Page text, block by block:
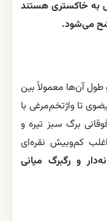
به خاکستری هستند
می‌شود.
آن‌ها معمولاً بین
تا واژتخم‌مرغی با
برگ سبز تیره و
کم‌وبیش نقره‌ای
و رگبرگ میانی